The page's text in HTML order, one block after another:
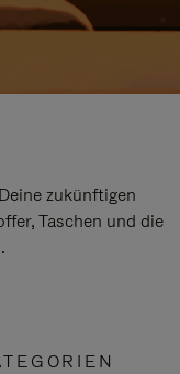
zukünftigen
Taschen und die